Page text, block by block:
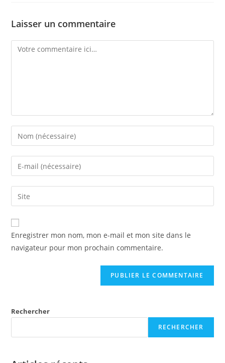
Laisser un commentaire
Comment
Enter
your
name
comment
Enter
your
email
address
comment
Enter
your
website
URL
(optional)
Enregistrer mon nom, mon e-mail et mon site dans le
navigateur pour mon prochain commentaire.
Rechercher
RECHERCHER